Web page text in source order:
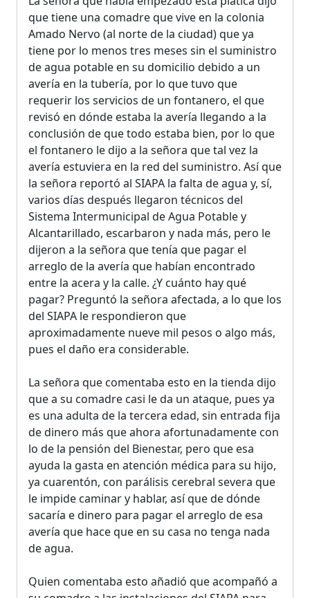
que tiene una comadre que vive en la colonia
Amado Nervo (al norte de la ciudad) que ya
tiene por lo menos tres meses sin el suministro
de agua potable en su domicilio debido a un
avería en la tubería, por lo que tuvo que
requerir los servicios de un fontanero, el que
revisó en dónde estaba la avería llegando a la
conclusión de que todo estaba bien, por lo que
el fontanero le dijo a la señora que tal vez la
avería estuviera en la red del suministro. Así que
la señora reportó al SIAPA la falta de agua y, sí,
varios días después llegaron técnicos del
Sistema Intermunicipal de Agua Potable y
Alcantarillado, escarbaron y nada más, pero le
dijeron a la señora que tenía que pagar el
arreglo de la avería que habían encontrado
entre la acera y la calle. ¿Y cuánto hay qué
pagar? Preguntó la señora afectada, a lo que los
del SIAPA le respondieron que
aproximadamente nueve mil pesos o algo más,
pues el daño era considerable.
La señora que comentaba esto en la tienda dijo
que a su comadre casi le da un ataque, pues ya
es una adulta de la tercera edad, sin entrada fija
de dinero más que ahora afortunadamente con
lo de la pensión del Bienestar, pero que esa
ayuda la gasta en atención médica para su hijo,
ya cuarentón, con parálisis cerebral severa que
le impide caminar y hablar, así que de dónde
sacaría e dinero para pagar el arreglo de esa
avería que hace que en su casa no tenga nada
de agua.
Quien comentaba esto añadió que acompañó a